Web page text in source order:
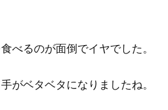
べるのが面倒でイヤでした。
がベタベタになりましたね。